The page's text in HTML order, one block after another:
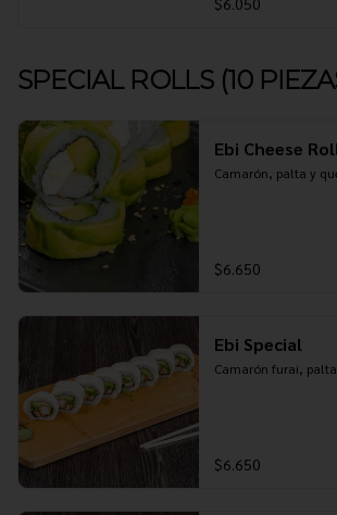
SPECIAL ROLLS (10
Ebi Cheese
Camarón, palta y
$6.650
Ebi Special
Camarón furai,
$6.650